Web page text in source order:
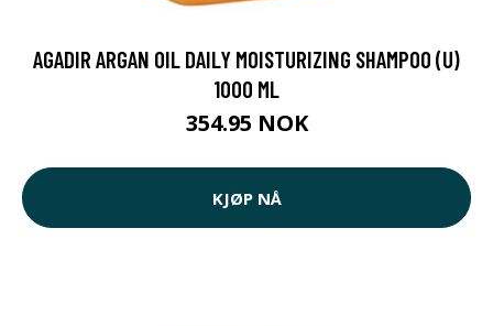
AGADIR ARGAN OIL DAILY MOISTURIZING SHAMPOO (U)
1000 ML
354.95 NOK
KJØP NÅ